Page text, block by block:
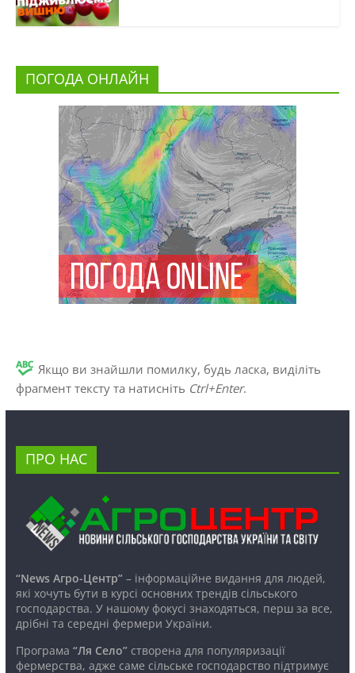
ПОГОДА ОНЛАЙН
Якщо ви знайшли помилку, будь ласка, виділіть
фрагмент тексту та натисніть Ctrl+Enter.
ПРО НАС
“News Агро-Центр”– інформаційне видання для людей,
які хочуть бути в курсі основних трендів сільського
господарства. У нашому фокусі знаходяться, перш за все,
дрібні та середні фермери України.
Програма “Ля Село”створена для популяризації
фермерства, адже саме сільське господарство підтримує